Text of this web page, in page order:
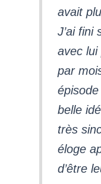
avait
J’ai fini
avec
par
belle
très
éloge
d’être